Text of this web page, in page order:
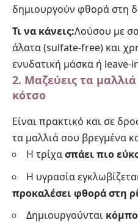
δημιουργούν φθορά στη
Τι να κάνεις:Λούσου με
άλατα (sulfate-free) και
ενυδατική μάσκα ή leave-
2. Μαζεύεις τα
κότσο
Είναι πρακτικό και σε
τα μαλλιά σου βρεγμένα
Η τρίχασπάει πιο
Η υγρασία
προκαλέσει φθορά στη
Δημιουργούνται